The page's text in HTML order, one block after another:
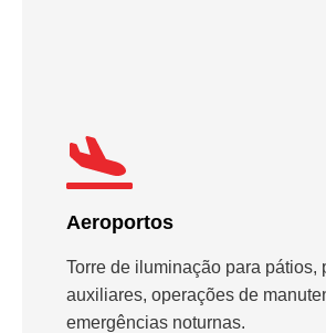
Aeroportos
Torre de iluminação para pátios,
auxiliares, operações de
emergências noturnas.